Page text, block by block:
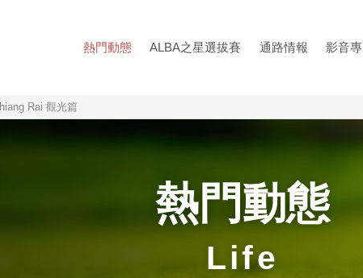
熱門動態 ALBA之星選拔賽 通路情報 影音
Rai 觀光篇
熱門動態
Life